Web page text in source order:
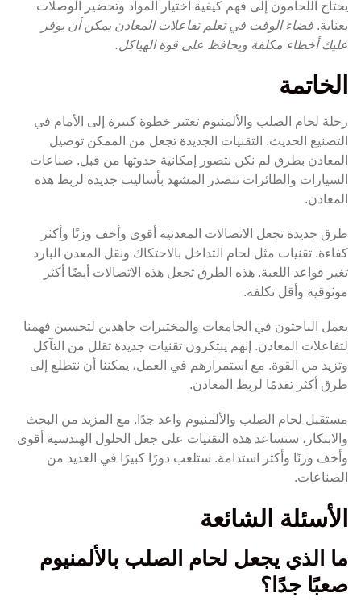
يحتاج اللحامون إلى فهم كيفية اختيار المواد وتحضير الوصلات
بعناية. قضاء الوقت في تعلم تفاعلات المعادن يمكن أن يوفر
عليك أخطاء مكلفة ويحافظ على قوة الهياكل.
الخاتمة
رحلة لحام الصلب والألمنيوم تعتبر خطوة كبيرة إلى الأمام في
التصنيع الحديث. التقنيات الجديدة تجعل من الممكن توصيل
المعادن بطرق لم نكن نتصور إمكانية حدوثها من قبل. صناعات
السيارات والطائرات تتصدر المشهد بأساليب جديدة لربط هذه
المعادن.
طرق جديدة تجعل الاتصالات المعدنية أقوى وأخف وزنًا وأكثر
كفاءة. تقنيات مثل لحام التداخل بالاحتكاك ونقل المعدن البارد
تغير قواعد اللعبة. هذه الطرق تجعل هذه الاتصالات أيضًا أكثر
موثوقية وأقل تكلفة.
يعمل الباحثون في الجامعات والمختبرات جاهدين لتحسين فهمنا
لتفاعلات المعادن. إنهم يبتكرون تقنيات جديدة تقلل من التآكل
وتزيد من القوة. مع استمرارهم في العمل، يمكننا أن نتطلع إلى
طرق أكثر تقدمًا لربط المعادن.
مستقبل لحام الصلب والألمنيوم واعد جدًا. مع المزيد من البحث
والابتكار، ستساعد هذه التقنيات على جعل الحلول الهندسية أقوى
وأخف وزنًا وأكثر استدامة. ستلعب دورًا كبيرًا في العديد من
الصناعات.
الأسئلة الشائعة
ما الذي يجعل لحام الصلب بالألمنيوم
صعبًا جدًا؟